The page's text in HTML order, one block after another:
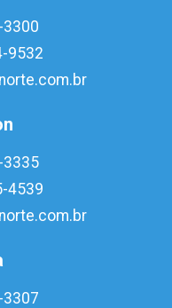
9532
3335
4539